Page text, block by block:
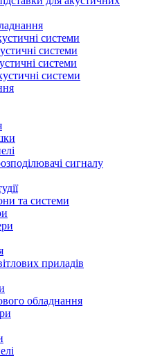
системи
системи
системи
системи
сигналу
та системи
приладів
обладнання